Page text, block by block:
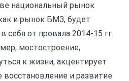
национальный рынок
и рынок БМЗ, будет
себя от провала 2014-15 гг.
мостостроение,
к жизни, акцентирует
и развитие